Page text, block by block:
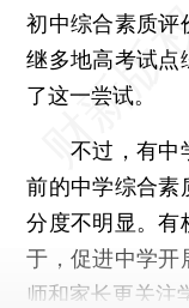
初中综合素质评
继多地高考试点
了这一尝试。
不过，有中学
前的中学综合素
分度不明显。有
于，促进中学开
师和家长更关注